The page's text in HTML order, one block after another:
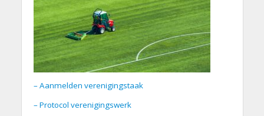
– Aanmelden verenigingstaak
– Protocol verenigingswerk